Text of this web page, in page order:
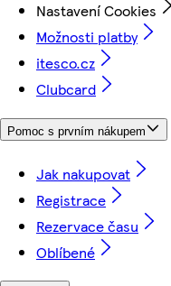
Nastavení Cookies
Možnosti platby
itesco.cz
Clubcard
Pomoc s prvním nákupem
Jak nakupovat
Registrace
Rezervace času
Oblíbené